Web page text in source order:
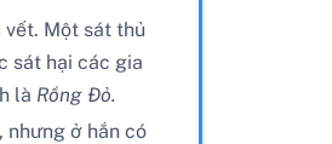
Một sát thủ
sát hại các gia
là Rồng Đỏ.
nhưng ở hắn có